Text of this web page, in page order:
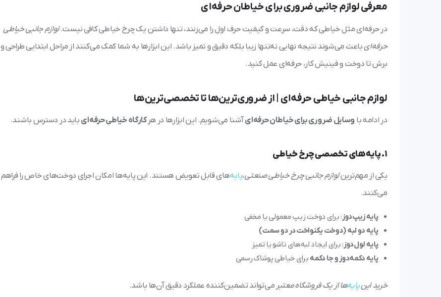
معرفی لوازم جانبی ضروری برای خیاطان حرفه‌ای
در حرفه‌ای مثل خیاطی که دقت، سرعت و کیفیت حرف اول را می‌زنند، تنها داشتن یک چرخ خیاطی کافی نیست.لوازم جانبی خیاطی
حرفه‌ایباعث می‌شوند نتیجه نهایی نه‌تنها زیبا بلکه دقیق و تمیز باشد. این ابزارها به شما کمک می‌کنند از مراحل ابتدایی طراحی و
برش تا دوخت و فینیش کار، حرفه‌ای عمل کنید.
لوازم جانبی خیاطی حرفه‌ای | از ضروری‌ترین‌ها تا تخصصی‌ترین‌ها
در ادامه با وسایل ضروری برای خیاطان حرفه‌ایآشنا می‌شویم. این ابزارها در هرکارگاه خیاطی حرفه‌ای باید در دسترس باشند.
1. پایه‌های تخصصی چرخ خیاطی
یکی از مهم‌ترینلوازم جانبی چرخ خیاطی صنعتی،پایه‌های قابل تعویض هستند. این پایه‌ها امکان اجرای دوخت‌های خاص را فراهم
می‌کنند.
پایه زیپ‌دوز: برای دوخت زیپ معمولی یا مخفی
پایه دو لبه (دوخت یکنواخت در دو سمت)
پایه لول‌دوز: برای ایجاد لبه‌های تاشو یا تمیز
پایه دکمه‌دوز و جا دکمه برای خیاطی پوشاک رسمی
خرید اینپایه‌ها از یک فروشگاه معتبر می‌تواند تضمین‌کننده عملکرد دقیق آن‌ها باشد.